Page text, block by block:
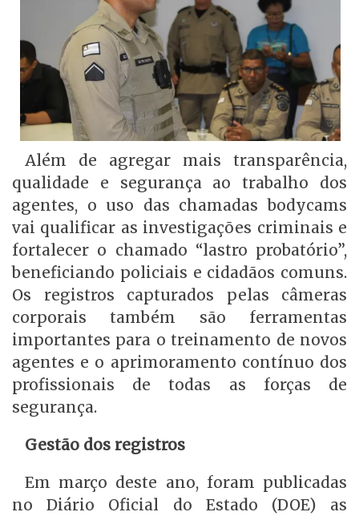
Além de agregar mais transparência,
qualidade e segurança ao trabalho dos
agentes, o uso das chamadas bodycams
vai qualificar as investigações criminais e
fortalecer o chamado “lastro probatório”,
beneficiando policiais e cidadãos comuns.
Os registros capturados pelas câmeras
corporais também são ferramentas
importantes para o treinamento de novos
agentes e o aprimoramento contínuo dos
profissionais de todas as forças de
segurança.
Gestão dos registros
Em março deste ano, foram publicadas
no Diário Oficial do Estado (DOE) as